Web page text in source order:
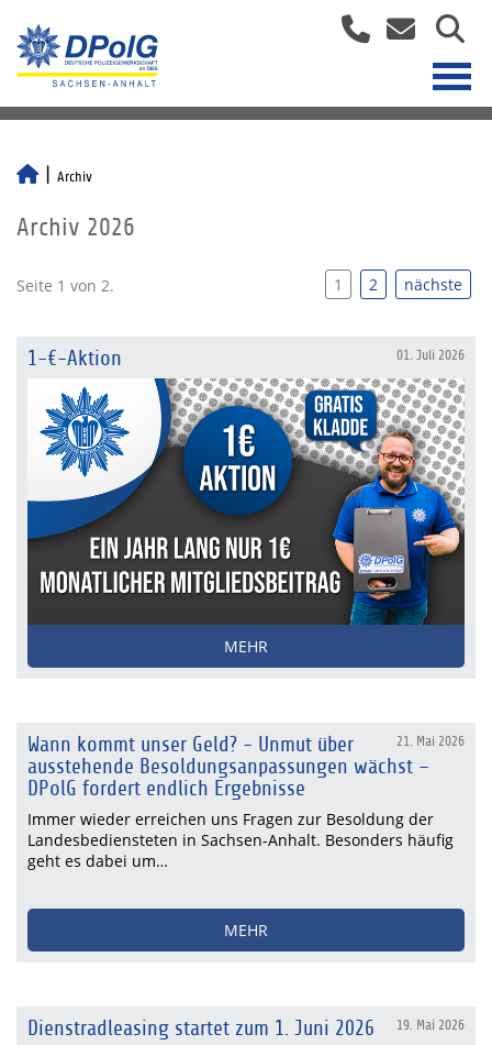
Archiv
Archiv 2026
Seite 1 von 2. 1 2 nächste
01. Juli 2026
1-€-Aktion
MEHR
21. Mai 2026
Wann kommt unser Geld? - Unmut über
ausstehende Besoldungsanpassungen wächst –
DPolG fordert endlich Ergebnisse
Immer wieder erreichen uns Fragen zur Besoldung der
Landesbediensteten in Sachsen-Anhalt. Besonders häufig
geht es dabei um…
MEHR
19. Mai 2026
Dienstradleasing startet zum 1. Juni 2026